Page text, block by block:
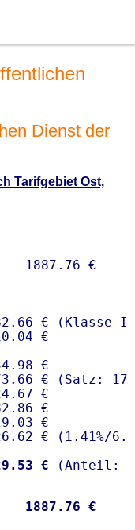
Dienst der
Tarifgebiet Ost,
€ (Klasse I)
€
€
€ (Satz:
€
€
€
€ ( 1.41%/
€
1887.76 €